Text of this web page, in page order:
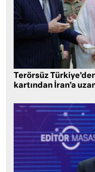
Terörsüz
kartından İran’a